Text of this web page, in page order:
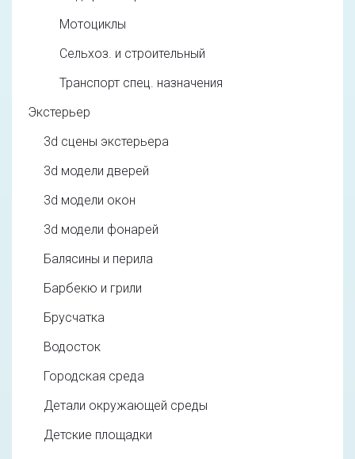
Мотоциклы
Сельхоз. и строительный
Транспорт спец. назначения
Экстерьер
3d cцены экстерьера
3d модели дверей
3d модели окон
3d модели фонарей
Балясины и перила
Барбекю и грили
Брусчатка
Водосток
Городская среда
Детали окружающей среды
Детские площадки